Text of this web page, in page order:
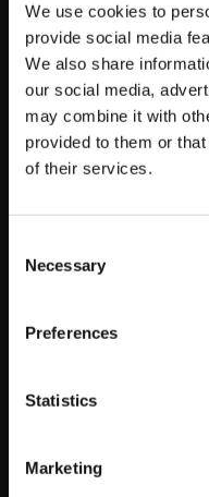
We use cookies to
provide social media
We also share
our social media,
may combine it with
provided to them or
of their services.
Selection
Necessary
Preferences
Statistics
Marketing
おすすめ商品